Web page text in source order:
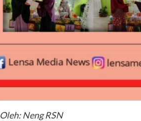
Oleh: Neng RSN